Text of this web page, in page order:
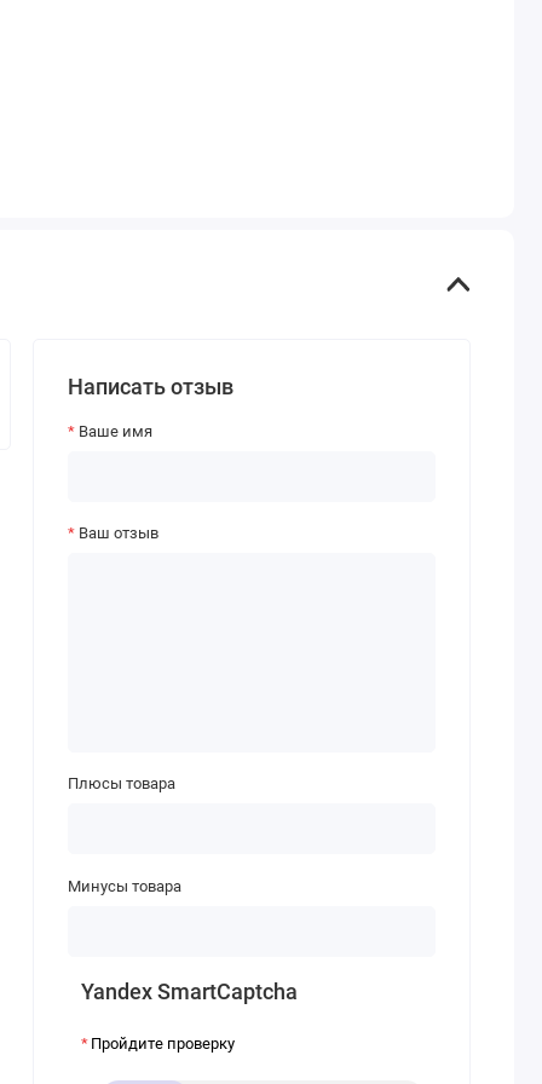
Написать отзыв
Ваше имя
Ваш отзыв
Плюсы товара
Минусы товара
Yandex SmartCaptcha
Пройдите проверку